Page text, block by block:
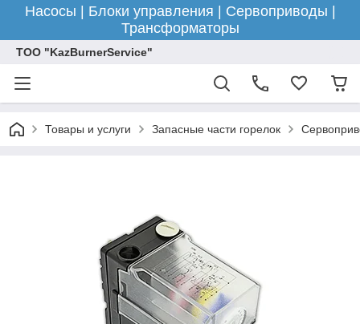
Насосы | Блоки управления | Сервоприводы |
Трансформаторы
ТОО "KazBurnerService"
Товары и услуги Запасные части горелок